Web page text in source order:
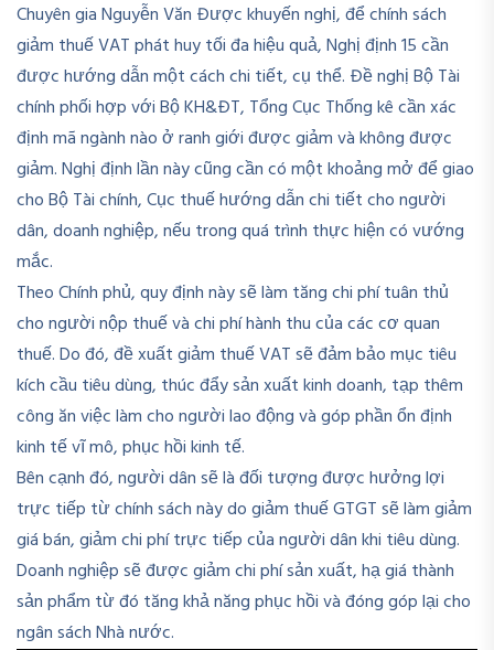
Chuyên gia Nguyễn Văn Được khuyến nghị, để chính sách
giảm thuế VAT phát huy tối đa hiệu quả, Nghị định 15 cần
được hướng dẫn một cách chi tiết, cụ thể. Đề nghị Bộ Tài
chính phối hợp với Bộ KH&ĐT, Tổng Cục Thống kê cần xác
định mã ngành nào ở ranh giới được giảm và không được
giảm. Nghị định lần này cũng cần có một khoảng mở để giao
cho Bộ Tài chính, Cục thuế hướng dẫn chi tiết cho người
dân, doanh nghiệp, nếu trong quá trình thực hiện có vướng
mắc.
Theo Chính phủ, quy định này sẽ làm tăng chi phí tuân thủ
cho người nộp thuế và chi phí hành thu của các cơ quan
thuế. Do đó, đề xuất giảm thuế VAT sẽ đảm bảo mục tiêu
kích cầu tiêu dùng, thúc đẩy sản xuất kinh doanh, tạp thêm
công ăn việc làm cho người lao động và góp phần ổn định
kinh tế vĩ mô, phục hồi kinh tế.
Bên cạnh đó, người dân sẽ là đối tượng được hưởng lợi
trực tiếp từ chính sách này do giảm thuế GTGT sẽ làm giảm
giá bán, giảm chi phí trực tiếp của người dân khi tiêu dùng.
Doanh nghiệp sẽ được giảm chi phí sản xuất, hạ giá thành
sản phẩm từ đó tăng khả năng phục hồi và đóng góp lại cho
ngân sách Nhà nước.